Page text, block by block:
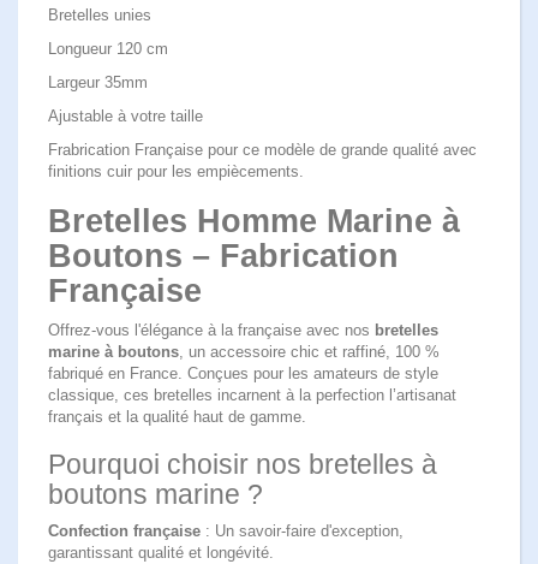
Bretelles unies
Longueur 120 cm
Largeur 35mm
Ajustable à votre taille
Frabrication Française pour ce modèle de grande qualité avec
finitions cuir pour les empiècements.
Bretelles Homme Marine à
Boutons – Fabrication
Française
Offrez-vous l'élégance à la française avec nos bretelles
marine à boutons, un accessoire chic et raffiné, 100 %
fabriqué en France. Conçues pour les amateurs de style
classique, ces bretelles incarnent à la perfection l’artisanat
français et la qualité haut de gamme.
Pourquoi choisir nos bretelles à
boutons marine ?
Confection française : Un savoir-faire d'exception,
garantissant qualité et longévité.